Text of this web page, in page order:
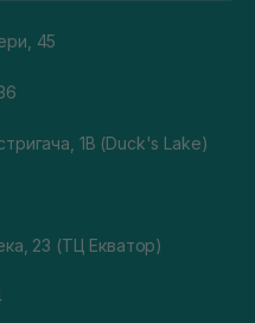
45
1В (Duck's Lake)
23 (ТЦ Екватор)